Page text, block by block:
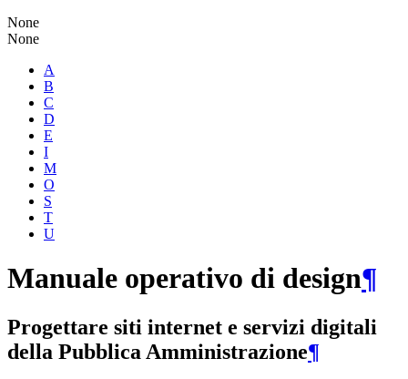
None
None
A
B
C
D
E
I
M
O
S
T
U
Manuale operativo di design¶
Progettare siti internet e servizi digitali
della Pubblica Amministrazione¶